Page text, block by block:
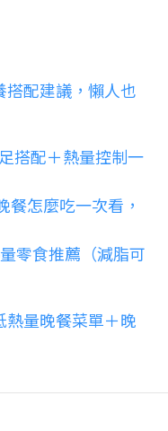
配建議，懶人也
搭配＋熱量控制一
怎麼吃一次看，
零食推薦（減脂可
量晚餐菜單＋晚